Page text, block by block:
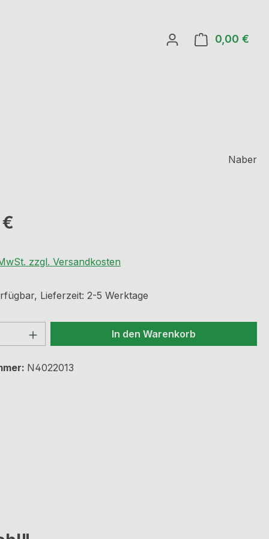
0,00 €
Naber
zzgl. Versandkosten
Lieferzeit: 2-5 Werktage
Gib den gewünschten Wert
In den Warenkorb
N4022013